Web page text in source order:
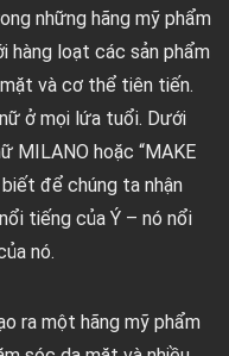
những hãng mỹ phẩm
hàng loạt các sản phẩm
và cơ thể tiên tiến.
ở mọi lứa tuổi. Dưới
MILANO hoặc “MAKE
biết để chúng ta nhận
tiếng của Ý – nó nổi
nó.
ra một hãng mỹ phẩm